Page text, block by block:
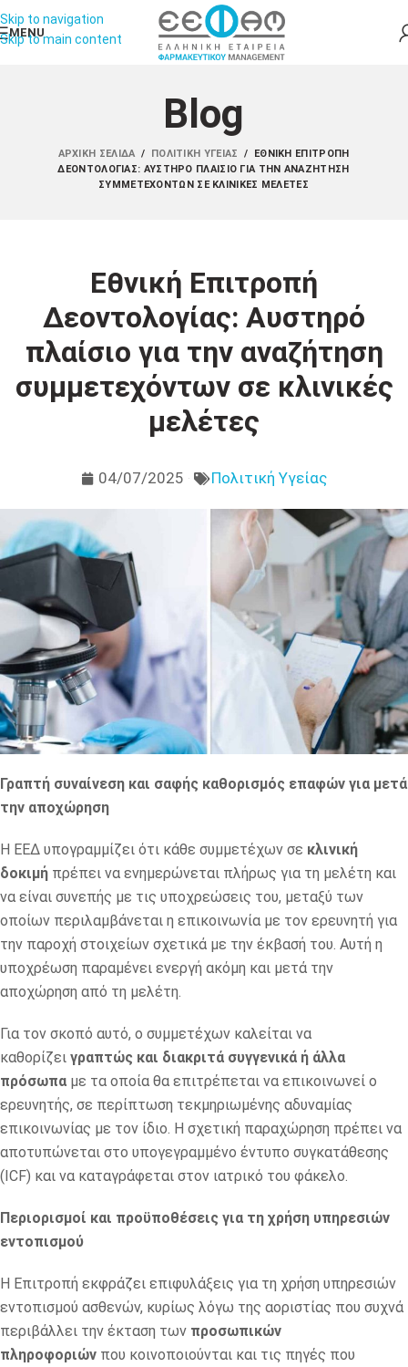
Skip to navigation
Skip to main content
MENU
Blog
ΑΡΧΙΚΉ ΣΕΛΊΔΑ / ΠΟΛΙΤΙΚΉ ΥΓΕΊΑΣ /
ΕΘΝΙΚΉ ΕΠΙΤΡΟΠΉ
ΔΕΟΝΤΟΛΟΓΊΑΣ: ΑΥΣΤΗΡΌ ΠΛΑΊΣΙΟ ΓΙΑ ΤΗΝ ΑΝΑΖΉΤΗΣΗ
ΣΥΜΜΕΤΕΧΌΝΤΩΝ ΣΕ ΚΛΙΝΙΚΈΣ ΜΕΛΈΤΕΣ
Εθνική Επιτροπή
Δεοντολογίας: Αυστηρό
πλαίσιο για την αναζήτηση
συμμετεχόντων σε κλινικές
μελέτες
04/07/2025 Πολιτική Υγείας
Γραπτή συναίνεση και σαφής καθορισμός επαφών για μετά
την αποχώρηση
Η ΕΕΔ υπογραμμίζει ότι κάθε συμμετέχων σε κλινική
δοκιμή πρέπει να ενημερώνεται πλήρως για τη μελέτη και
να είναι συνεπής με τις υποχρεώσεις του, μεταξύ των
οποίων περιλαμβάνεται η επικοινωνία με τον ερευνητή για
την παροχή στοιχείων σχετικά με την έκβασή του. Αυτή η
υποχρέωση παραμένει ενεργή ακόμη και μετά την
αποχώρηση από τη μελέτη.
Για τον σκοπό αυτό, ο συμμετέχων καλείται να
καθορίζει γραπτώς και διακριτά συγγενικά ή άλλα
πρόσωπα με τα οποία θα επιτρέπεται να επικοινωνεί ο
ερευνητής, σε περίπτωση τεκμηριωμένης αδυναμίας
επικοινωνίας με τον ίδιο. Η σχετική παραχώρηση πρέπει να
αποτυπώνεται στο υπογεγραμμένο έντυπο συγκατάθεσης
(ICF) και να καταγράφεται στον ιατρικό του φάκελο.
Περιορισμοί και προϋποθέσεις για τη χρήση υπηρεσιών
εντοπισμού
Η Επιτροπή εκφράζει επιφυλάξεις για τη χρήση υπηρεσιών
εντοπισμού ασθενών, κυρίως λόγω της αοριστίας που συχνά
περιβάλλει την έκταση των προσωπικών
πληροφοριών που κοινοποιούνται και τις πηγές που